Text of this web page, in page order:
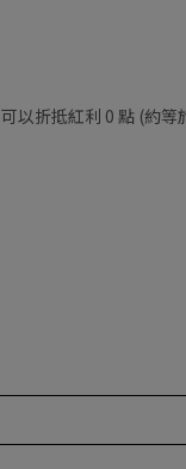
以折抵紅利 0 點 (約等